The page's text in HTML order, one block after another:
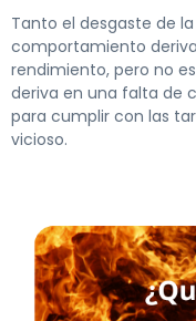
Tanto el desgaste de
comportamiento
rendimiento, pero no
deriva en una falta de
para cumplir con las
vicioso.